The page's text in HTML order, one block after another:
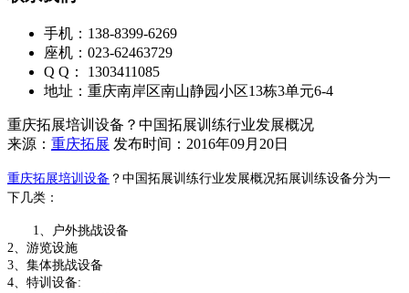
手机：138-8399-6269
座机：023-62463729
Q Q： 1303411085
地址：重庆南岸区南山静园小区13栋3单元6-4
重庆拓展培训设备？中国拓展训练行业发展概况
来源： 重庆拓展 发布时间：2016年09月20日
重庆拓展培训设备 ？中国拓展训练行业发展概况拓展训练设备分为一
下几类：
1、户外挑战设备
2、游览设施
3、集体挑战设备
4、特训设备: